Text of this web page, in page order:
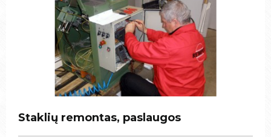
Staklių remontas, paslaugos
Staklių remontas, paslaugos